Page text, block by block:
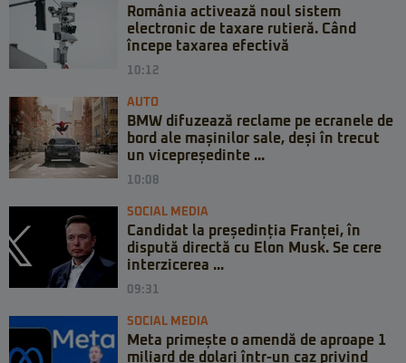
România activează noul sistem
electronic de taxare rutieră. Când
începe taxarea efectivă
10:12
AUTO
BMW difuzează reclame pe ecranele de
bord ale mașinilor sale, deși în trecut
un vicepreședinte ...
10:08
SOCIAL MEDIA
Candidat la președinția Franței, în
dispută directă cu Elon Musk. Se cere
interzicerea ...
09:31
SOCIAL MEDIA
Meta primește o amendă de aproape 1
miliard de dolari într-un caz privind